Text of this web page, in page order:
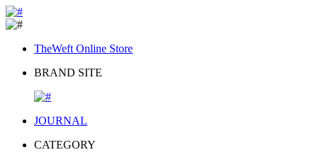
TheWeft Online Store
BRAND SITE
JOURNAL
CATEGORY